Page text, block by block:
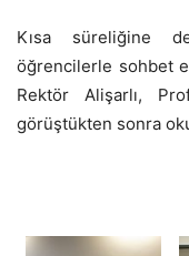
Kısa süreliğine
öğrencilerle sohbet
Rektör Alişarlı,
görüştükten sonra